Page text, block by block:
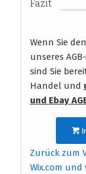
Fazit
Wenn Sie
unseres
sind Sie
Handel und
und Ebay
Zurück zum
Wix.com